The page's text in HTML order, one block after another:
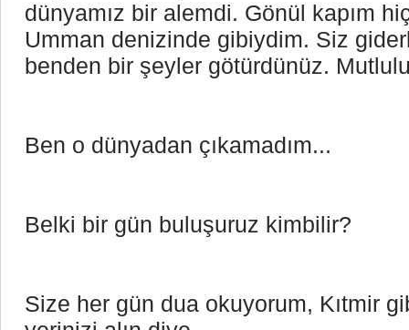
dünyamız bir alemdi. Gönül kapım
Umman denizinde gibiydim. Siz
benden bir şeyler götürdünüz.
Ben o dünyadan çıkamadım...
Belki bir gün buluşuruz kimbilir?
Size her gün dua okuyorum, Kıtmir